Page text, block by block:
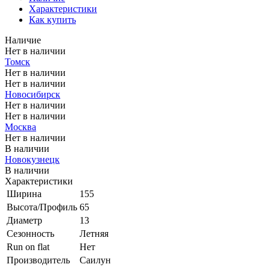
Характеристики
Как купить
Наличие
Нет в наличии
Томск
Нет в наличии
Нет в наличии
Новосибирск
Нет в наличии
Нет в наличии
Москва
Нет в наличии
В наличии
Новокузнецк
В наличии
Характеристики
Ширина
155
Высота/Профиль 65
Диаметр
13
Сезонность
Летняя
Run on flat
Нет
Производитель
Саилун